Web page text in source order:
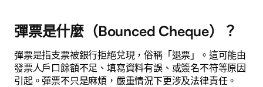
彈票是什麼（Bounced Cheque）？
彈票是指支票被銀行拒絕兌現，俗稱「退票」。這可能由
發票人戶口餘額不足、填寫資料有誤、或簽名不符等原因
引起。彈票不只是麻煩，嚴重情況下更涉及法律責任。